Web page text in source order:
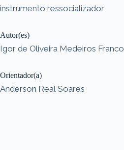
instrumento ressocializador
Autor(es)
Igor de Oliveira Medeiros Franco
Orientador(a)
Anderson Real Soares